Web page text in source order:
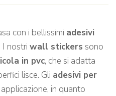
con i bellissimi adesivi
I nostri wall stickers sono
in pvc, che si adatta
lisce. Gli adesivi per
in quanto